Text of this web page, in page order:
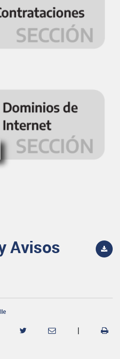
Avisos
|